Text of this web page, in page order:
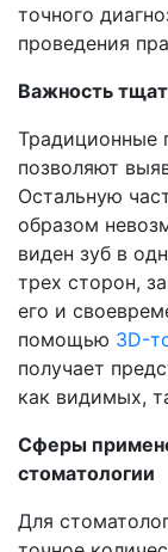
точного
проведения
Важность
Традиционные
позволяют
Остальную
образом
виден зуб в
трех сторон,
его и
помощью 3D-
получает
как видимых,
Cферы
стоматологии
Для